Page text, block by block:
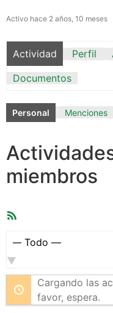
Activo hace 2 años, 10 meses
Actividad Perfil
Documentos
Personal Menciones
miembros
Mostrar:
Cargando las
favor, espera.